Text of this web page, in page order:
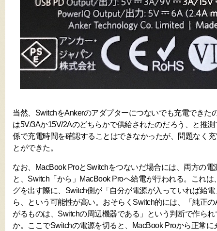
当然、SwitchをAnkerのアダプターにつないでも充電できた
は5V/3Aか15V/2Aのどちらかで供給されたのだろう、と推
係で充電時間を確認することはできなかったが、問題なく
とができた。
なお、MacBook ProとSwitchをつないだ場合には、両方の
と、Switch「から」MacBook Proへ給電が行われる。これ
グを出す際に、Switch側が「自分が電源が入っていれば給
ら、という可能性が高い。おそらくSwitch的には、「純正
がるものは、Switchの周辺機器である」という判断で作ら
か。ここでSwitchの電源を切ると、MacBook Proから正常に